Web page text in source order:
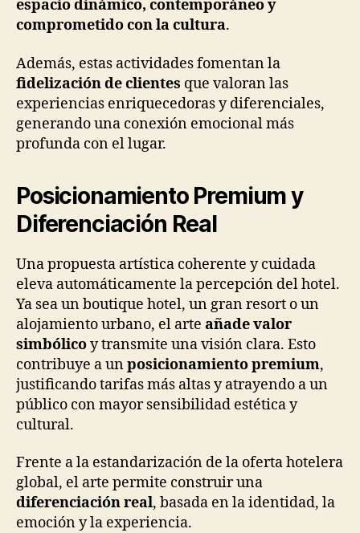
espacio dinámico, contemporáneo y
comprometido con la cultura.
Además, estas actividades fomentan la
fidelización de clientes que valoran las
experiencias enriquecedoras y diferenciales,
generando una conexión emocional más
profunda con el lugar.
Posicionamiento Premium y
Diferenciación Real
Una propuesta artística coherente y cuidada
eleva automáticamente la percepción del hotel.
Ya sea un boutique hotel, un gran resort o un
alojamiento urbano, el arte añade valor
simbólicoy transmite una visión clara. Esto
contribuye a unposicionamiento premium,
justificando tarifas más altas y atrayendo a un
público con mayor sensibilidad estética y
cultural.
Frente a la estandarización de la oferta hotelera
global, el arte permite construir una
diferenciación real, basada en la identidad, la
emoción y la experiencia.